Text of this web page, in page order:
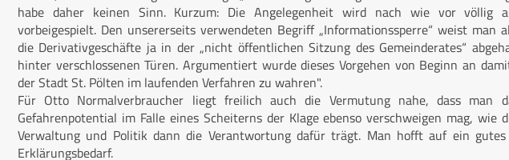
habe daher keinen Sinn. Kurzum: Die Angelegenheit wird nach wie vor völlig
vorbeigespielt. Den unsererseits verwendeten Begriff „Informationssperre“ weist man
die Derivativgeschäfte ja in der „nicht öffentlichen Sitzung des Gemeinderates“
hinter verschlossenen Türen. Argumentiert wurde dieses Vorgehen von Beginn an
der Stadt St. Pölten im laufenden Verfahren zu wahren".
Für Otto Normalverbraucher liegt freilich auch die Vermutung nahe, dass man
Gefahrenpotential im Falle eines Scheiterns der Klage ebenso verschweigen mag, wie
Verwaltung und Politik dann die Verantwortung dafür trägt. Man hofft auf ein gutes
Erklärungsbedarf.